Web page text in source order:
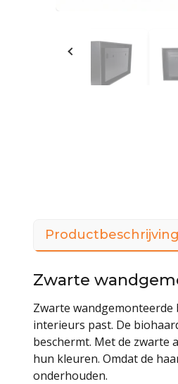
Zwarte
Zwarte
interieurs past. De
beschermt. Met de zwarte
hun kleuren. Omdat de
onderhouden.